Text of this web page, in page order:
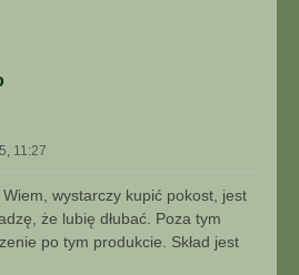
11:27
wystarczy kupić pokost, jest
że lubię dłubać. Poza tym
po tym produkcie. Skład jest